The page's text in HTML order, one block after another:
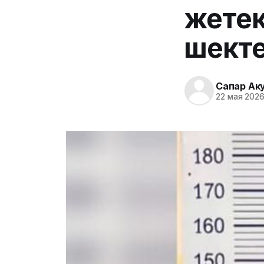
Сапар
22 мая